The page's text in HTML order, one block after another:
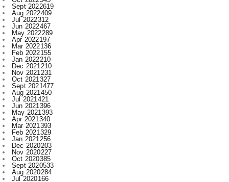
May 2022289
Apr 2022197
Mar 2022136
Feb 2022155
Jan 2022210
Dec 2021210
Nov 2021231
Oct 2021327
Sept 2021477
Aug 2021450
Jul 2021421
Jun 2021396
May 2021393
Apr 2021340
Mar 2021393
Feb 2021329
Jan 2021256
Dec 2020203
Nov 2020227
Oct 2020385
Sept 2020533
Aug 2020284
Jul 2020166
Jun 20201